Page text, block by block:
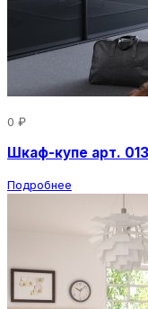
0 ₽
Шкаф-купе арт.
Подробнее